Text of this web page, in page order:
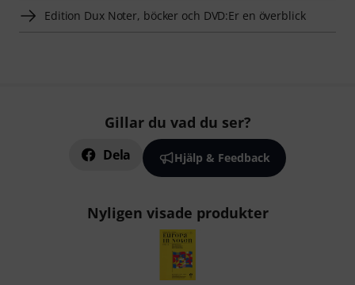
Edition Dux Noter, böcker och DVD:Er en överblick
Gillar du vad du ser?
Dela Hjälp & Feedback
Nyligen visade produkter